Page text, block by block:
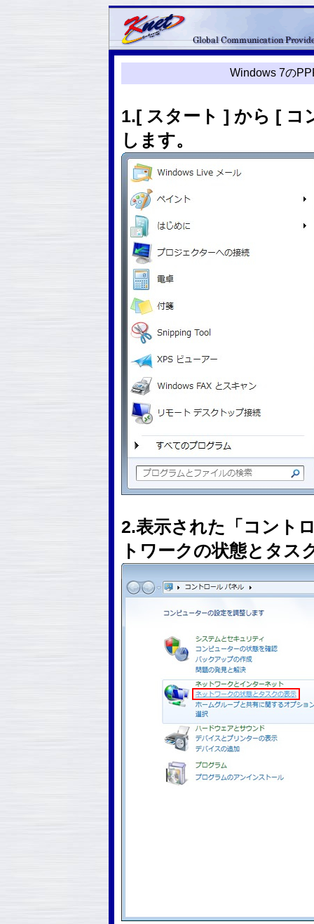
Windows 7の
1.[ スタート ] から [ コ
します。
2.表示された「コント
トワークの状態とタス